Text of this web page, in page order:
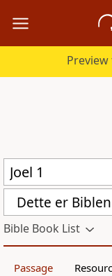
Dette er
Bible Book List
Passage